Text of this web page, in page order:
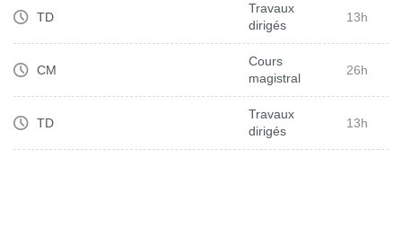
TD
Travaux
dirigés
13h
CM
Cours
magistral
26h
TD
Travaux
dirigés
13h